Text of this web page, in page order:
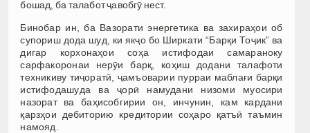
бошад, ба талабот ҷавобгӯ нест.
Бинобар ин, ба Вазорати энергетика ва захираҳои об
супориш дода шуд, ки якҷо бо Ширкати “Барқи Тоҷик” ва
дигар корхонаҳои соҳа истифодаи самараноку
сарфакоронаи нерӯи барқ, коҳиш додани талафоти
техникиву тиҷоратӣ, ҷамъоварии пурраи маблағи барқи
истифодашуда ва ҷорӣ намудани низоми муосири
назорат ва баҳисобгирии он, инчунин, кам кардани
қарзҳои дебиторию кредитории соҳаро қатъӣ таъмин
намояд.